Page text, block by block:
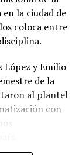
la ciudad de
coloca entre
López y Emilio
de la
al plantel
con